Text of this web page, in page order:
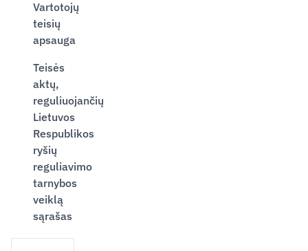
Vartotojų
teisių
apsauga
Teisės
aktų,
reguliuojančių
Lietuvos
Respublikos
ryšių
reguliavimo
tarnybos
veiklą
sąrašas